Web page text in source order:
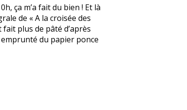
ça m’a fait du bien ! Et là
de « A la croisée des
plus de pâté d’après
emprunté du papier ponce